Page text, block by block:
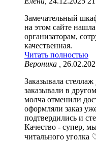
Замечательный
на этом сайте
организаторам,
качественная.
Читать полностью
Вероника ,
Заказывала
заказывали в
молча отменили
оформляли заказ
подтвердились и
Качество - супер,
читального уголка